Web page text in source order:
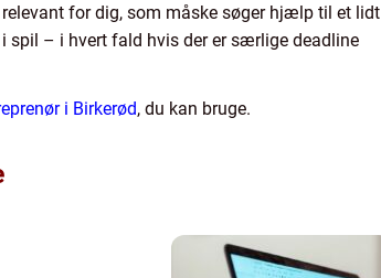
for dig, som måske søger hjælp til et lidt
spil – i hvert fald hvis der er særlige deadline
i Birkerød, du kan bruge.